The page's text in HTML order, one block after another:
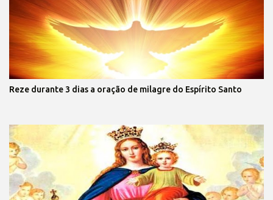
Reze durante 3 dias a oração de milagre do Espírito Santo